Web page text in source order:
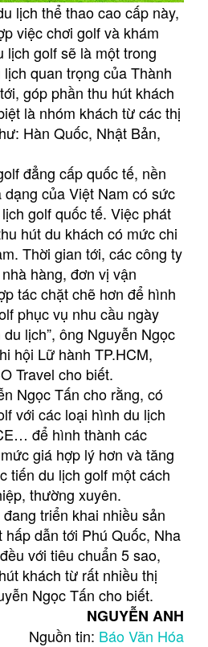
lịch thể thao cao cấp này,
việc chơi golf và khám
lịch golf sẽ là một trong
quan trọng của Thành
góp phần thu hút khách
là nhóm khách từ các thị
Hàn Quốc, Nhật Bản,
đẳng cấp quốc tế, nền
của Việt Nam có sức
golf quốc tế. Việc phát
hút du khách có mức chi
Thời gian tới, các công ty
hàng, đơn vị vận
tác chặt chẽ hơn để hình
phục vụ nhu cầu ngày
lịch”, ông Nguyễn Ngọc
hội Lữ hành TP.HCM,
Travel cho biết.
Ngọc Tấn cho rằng, có
với các loại hình du lịch
để hình thành các
giá hợp lý hơn và tăng
tiến du lịch golf một cách
thường xuyên.
triển khai nhiều sản
hấp dẫn tới Phú Quốc, Nha
với tiêu chuẩn 5 sao,
khách từ rất nhiều thị
Ngọc Tấn cho biết.
NGUYỄN ANH
Nguồn tin: Báo Văn Hóa